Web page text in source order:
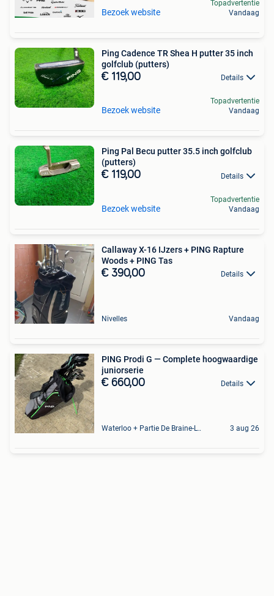
Bezoek website
Topadvertentie
Vandaag
Ping Cadence TR Shea H putter 35 inch
golfclub (putters)
€ 119,00 Details
Bezoek website
Topadvertentie
Vandaag
Ping Pal Becu putter 35.5 inch golfclub
(putters)
€ 119,00 Details
Bezoek website
Topadvertentie
Vandaag
Callaway X-16 IJzers + PING Rapture
Woods + PING Tas
€ 390,00 Details
Nivelles Vandaag
PING Prodi G — Complete hoogwaardige
juniorserie
€ 660,00 Details
Waterloo + Partie De Braine-L'Alleud, De Ohain 3 aug 26